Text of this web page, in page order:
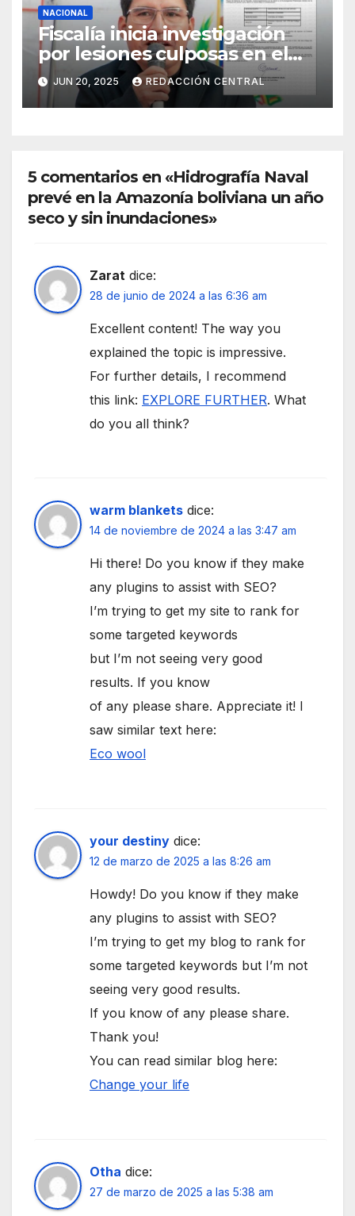
NACIONAL
Fiscalía inicia investigación
por lesiones culposas en el
caso del gobernador
chuquisaqueño Damián
Condori
JUN 20, 2025 REDACCIÓN CENTRAL
5 comentarios en «Hidrografía Naval
prevé en la Amazonía boliviana un año
seco y sin inundaciones»
Zarat dice:
28 de junio de 2024 a las 6:36 am
Excellent content! The way you
explained the topic is impressive.
For further details, I recommend
this link: EXPLORE FURTHER. What
do you all think?
warm blankets dice:
14 de noviembre de 2024 a las 3:47 am
Hi there! Do you know if they make
any plugins to assist with SEO?
I’m trying to get my site to rank for
some targeted keywords
but I’m not seeing very good
results. If you know
of any please share. Appreciate it! I
saw similar text here:
Eco wool
your destiny dice:
12 de marzo de 2025 a las 8:26 am
Howdy! Do you know if they make
any plugins to assist with SEO?
I’m trying to get my blog to rank for
some targeted keywords but I’m not
seeing very good results.
If you know of any please share.
Thank you!
You can read similar blog here:
Change your life
Otha dice:
27 de marzo de 2025 a las 5:38 am